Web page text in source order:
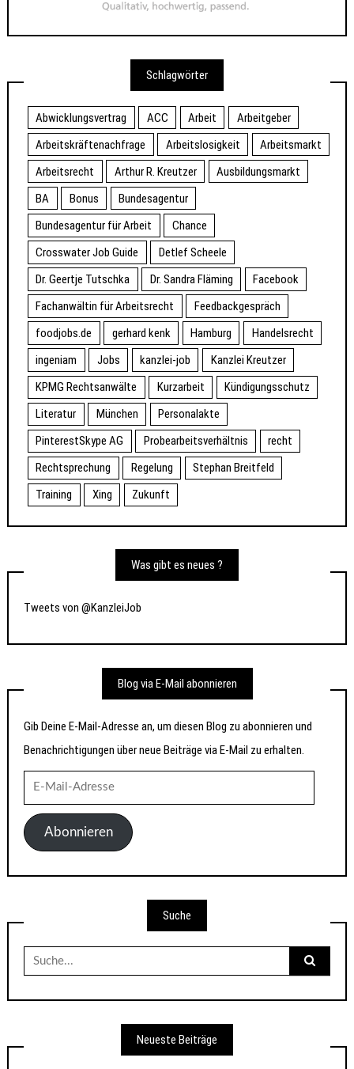
Schlagwörter
Abwicklungsvertrag ACC Arbeit
Arbeitgeber
Arbeitskräftenachfrage
Arbeitslosigkeit
Arbeitsmarkt
Arbeitsrecht
Arthur R. Kreutzer
Ausbildungsmarkt
BA
Bonus
Bundesagentur
Bundesagentur für Arbeit
Chance
Crosswater Job Guide
Detlef Scheele
Dr. Geertje Tutschka
Dr. Sandra Fläming
Facebook
Fachanwältin für Arbeitsrecht
Feedbackgespräch
foodjobs.de
gerhard kenk Hamburg
Handelsrecht
ingeniam
Jobs kanzlei-job
Kanzlei Kreutzer
KPMG Rechtsanwälte
Kurzarbeit
Kündigungsschutz
Literatur
München
Personalakte
PinterestSkype AG
Probearbeitsverhältnis
recht
Rechtsprechung
Regelung
Stephan Breitfeld
Training
Xing Zukunft
Was gibt es neues ?
Tweets von @KanzleiJob
Blog via E-Mail abonnieren
Gib Deine E-Mail-Adresse an, um diesen Blog zu abonnieren und
Benachrichtigungen über neue Beiträge via E-Mail zu erhalten.
Mail-
AdresseAbonnieren
Suche
Suche
nach:
Neueste Beiträge